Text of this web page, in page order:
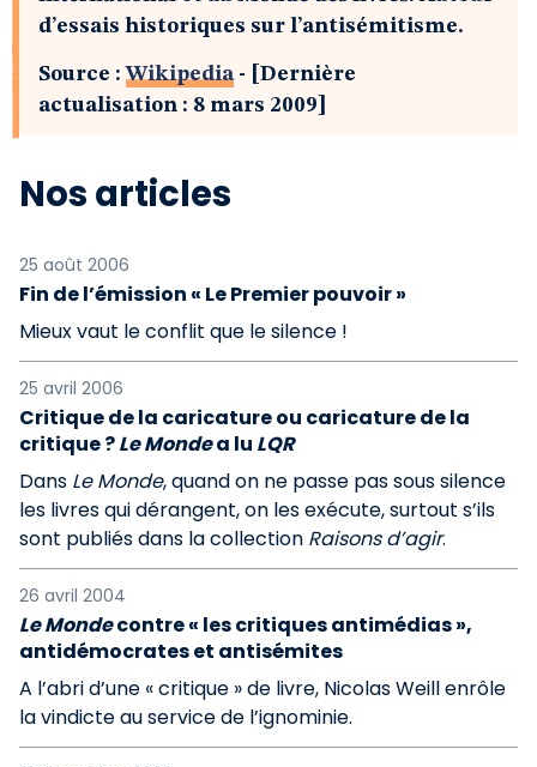
d’essais historiques sur l’antisémitisme.
Source : Wikipedia- [Dernière
actualisation : 8 mars 2009]
Nos articles
25 août 2006
Fin de l’émission « Le Premier pouvoir »
Mieux vaut le conflit que le silence !
25 avril 2006
Critique de la caricature ou caricature de la
critique ?Le Mondea lu LQR
Dans Le Monde, quand on ne passe pas sous silence
les livres qui dérangent, on les exécute, surtout s’ils
sont publiés dans la collection Raisons d’agir.
26 avril 2004
Le Mondecontre « les critiques antimédias »,
antidémocrates et antisémites
A l’abri d’une « critique » de livre, Nicolas Weill enrôle
la vindicte au service de l’ignominie.